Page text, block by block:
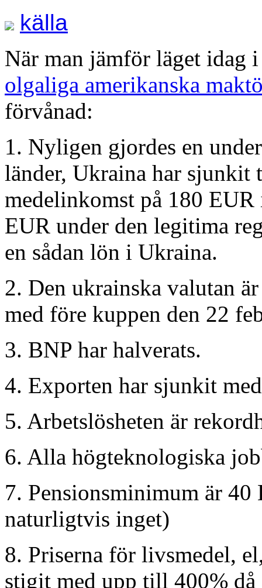
källa
När man jämför läget idag
olgaliga amerikanska
förvånad:
1. Nyligen gjordes en
länder, Ukraina har sjunkit
medelinkomst på 180
EUR under den legitima
en sådan lön i Ukraina.
2. Den ukrainska valutan
med före kuppen den 22
3. BNP har halverats.
4. Exporten har sjunkit
5. Arbetslösheten är
6. Alla högteknologiska
7. Pensionsminimum är
naturligtvis inget)
8. Priserna för livsmedel,
stigit med upp till 400% då